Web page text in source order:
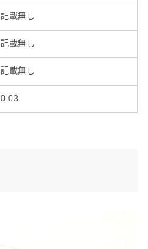
記載無し
記載無し
記載無し
0.03